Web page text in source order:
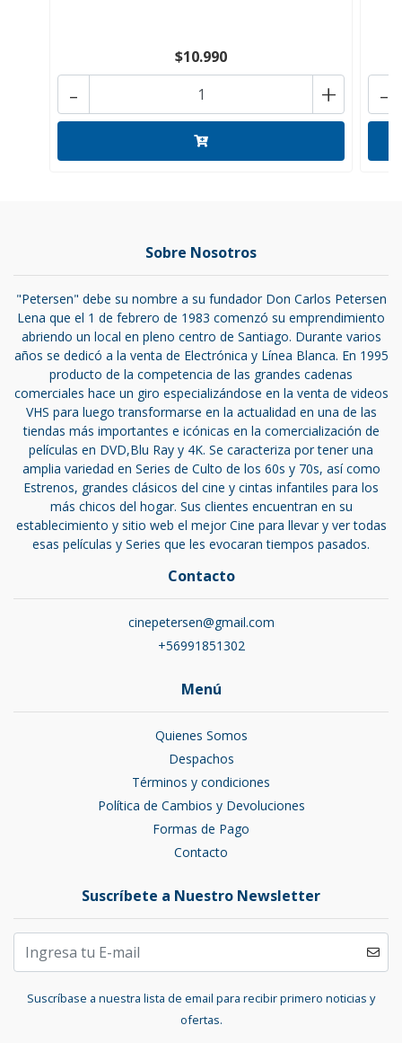
$10.990
+
- -
Sobre Nosotros
"Petersen" debe su nombre a su fundador Don Carlos Petersen
Lena que el 1 de febrero de 1983 comenzó su emprendimiento
abriendo un local en pleno centro de Santiago. Durante varios
años se dedicó a la venta de Electrónica y Línea Blanca. En 1995
producto de la competencia de las grandes cadenas
comerciales hace un giro especializándose en la venta de videos
VHS para luego transformarse en la actualidad en una de las
tiendas más importantes e icónicas en la comercialización de
películas en DVD,Blu Ray y 4K. Se caracteriza por tener una
amplia variedad en Series de Culto de los 60s y 70s, así como
Estrenos, grandes clásicos del cine y cintas infantiles para los
más chicos del hogar. Sus clientes encuentran en su
establecimiento y sitio web el mejor Cine para llevar y ver todas
esas películas y Series que les evocaran tiempos pasados.
Contacto
cinepetersen@gmail.com
+56991851302
Menú
Quienes Somos
Despachos
Términos y condiciones
Política de Cambios y Devoluciones
Formas de Pago
Contacto
Suscríbete a Nuestro Newsletter
Suscríbase a nuestra lista de email para recibir primero noticias y
ofertas.